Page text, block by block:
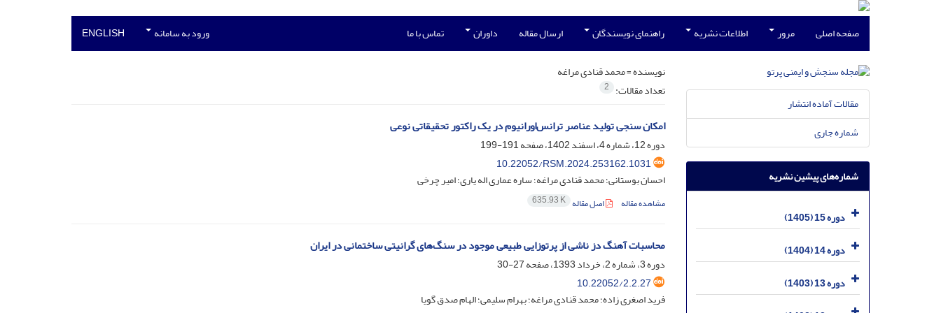
صفحه اصلی مرور اطلاعات نشریه راهنمای نویسندگان ارسال مقاله داوران تماس با ما ورود به سامانه ENGLISH
نویسنده =محمد قنادی مراغه
تعداد مقالات: 2
امکان سنجی تولید عناصر ترانس‌اورانیوم در یک راکتور تحقیقاتی نوعی
دوره 12، شماره 4، اسفند 1402، صفحه
191-199
10.22052/RSM.2024.253162.1031
احسان بوستانی؛ محمد قنادی مراغه؛ ساره عماری اله یاری؛ امیر چرخی
مشاهده مقاله اصل مقاله 635.93 K
محاسبات آهنگ دز ناشی از پرتوزایی طبیعی موجود در سنگ‌های گرانیتی ساختمانی در ایران
دوره 3، شماره 2، خرداد 1393، صفحه
27-30
10.22052/2.2.27
فرید اصغری زاده؛ محمد قنادی مراغه؛ بهرام سلیمی؛ الهام صدق گویا
مقالات آماده انتشار
شماره جاری
شماره‌های پیشین نشریه
دوره 15 (1405)
دوره 14 (1404)
دوره 13 (1403)